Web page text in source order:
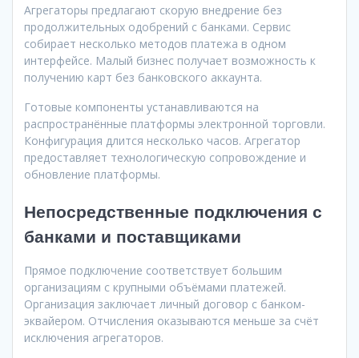
Агрегаторы предлагают скорую внедрение без
продолжительных одобрений с банками. Сервис
собирает несколько методов платежа в одном
интерфейсе. Малый бизнес получает возможность к
получению карт без банковского аккаунта.
Готовые компоненты устанавливаются на
распространённые платформы электронной торговли.
Конфигурация длится несколько часов. Агрегатор
предоставляет технологическую сопровождение и
обновление платформы.
Непосредственные подключения с
банками и поставщиками
Прямое подключение соответствует большим
организациям с крупными объёмами платежей.
Организация заключает личный договор с банком-
эквайером. Отчисления оказываются меньше за счёт
исключения агрегаторов.